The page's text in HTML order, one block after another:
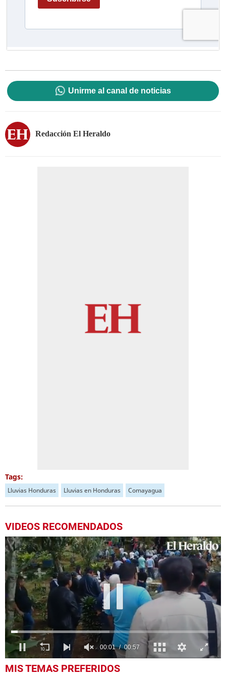
Unirme al canal de noticias
Redacción El Heraldo
Tags:
Lluvias Honduras Lluvias en Honduras Comayagua
VIDEOS RECOMENDADOS
seconds
MIS TEMAS PREFERIDOS